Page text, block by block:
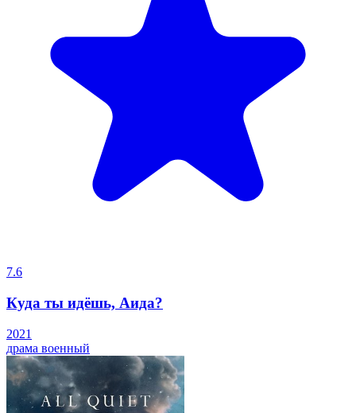
7.6
Куда ты идёшь, Аида?
2021
драма военный